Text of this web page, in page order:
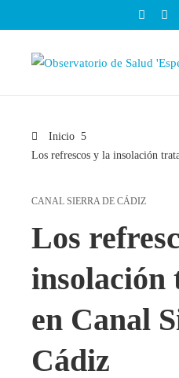
Inicio
Los refrescos y la insolación
CANAL SIERRA DE CÁDIZ
Los
insolación
en Canal
Cádiz